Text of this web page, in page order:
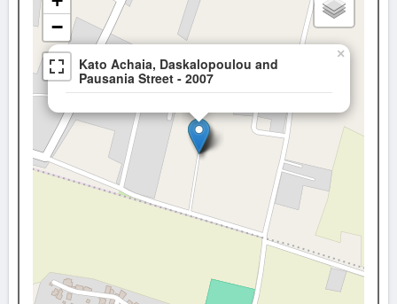
Kato Achaia, Daskalopoulou and
Pausania Street - 2007
×
−